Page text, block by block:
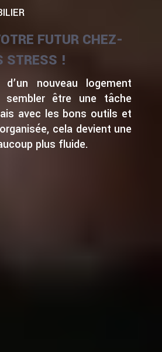
FUTUR CHEZ-
STRESS !
nouveau logement
sembler être une tâche
avec les bons outils et
cela devient une
plus fluide.